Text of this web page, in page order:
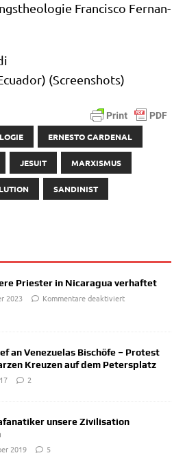
Fran­cis­co Fer­nan­
(Screen­shots)
ERNESTO CARDENAL
JESUIT MARXISMUS
SANDINIST
Priester in Nicaragua verhaftet
2023
Kommentare deaktiviert
an Venezuelas Bischöfe – Protest
Kreuzen auf dem Petersplatz
2
unsere Zivilisation
2019
5